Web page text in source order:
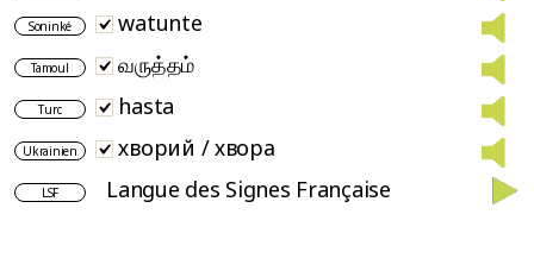
Soninké watunte
Tamoul வருத்தம்
Turc hasta
Ukrainien хворий / хвора
LSF Langue des Signes Française